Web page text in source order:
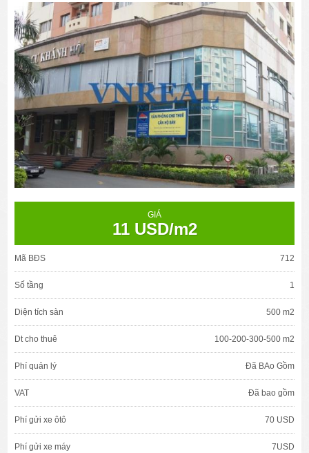
GIÁ
11 USD/m2
Mã BĐS 712
Số tầng 1
Diện tích sàn 500 m2
Dt cho thuê 100-200-300-500 m2
Phí quản lý Đã BAo Gồm
VAT Đã bao gồm
Phí gửi xe ôtô 70 USD
Phí gửi xe máy 7USD